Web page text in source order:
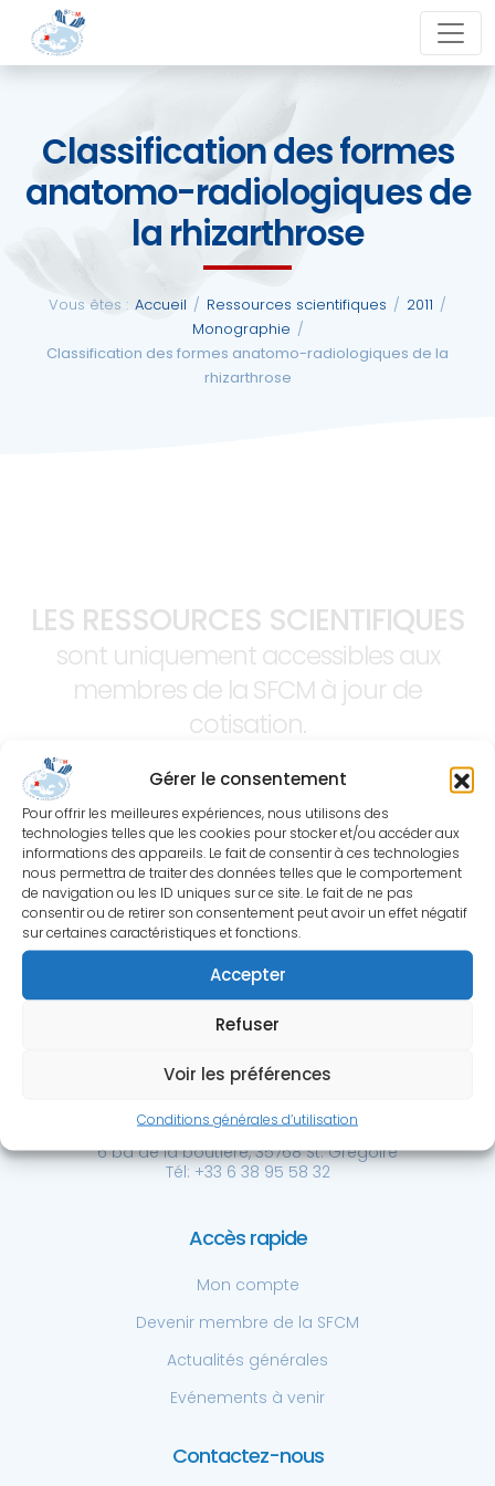
Gérer le consentement
Pour offrir les meilleures expériences, nous utilisons des
technologies telles que les cookies pour stocker et/ou accéder aux
informations des appareils. Le fait de consentir à ces technologies
nous permettra de traiter des données telles que le comportement
de navigation ou les ID uniques sur ce site. Le fait de ne pas
consentir ou de retirer son consentement peut avoir un effet négatif
sur certaines caractéristiques et fonctions.
Accepter
Refuser
Voir les préférences
Conditions générales d’utilisation
Classification des formes
anatomo-radiologiques de
la rhizarthrose
Vous êtes : Accueil / Ressources scientifiques / 2011 /
Monographie /
Classification des formes anatomo-radiologiques de la
rhizarthrose
LES RESSOURCES SCIENTIFIQUES
sont uniquement accessibles aux
membres de la SFCM à jour de
cotisation.
Société Française de
Centre Hospitalier Privé St. Grégoire
6 bd de la boutière, 35768 St. Grégoire
Tél: +33 6 38 95 58 32
Accès rapide
Mon compte
Devenir membre de la SFCM
Actualités générales
Evénements à venir
Contactez-nous
close
La
SFCM
Actualités